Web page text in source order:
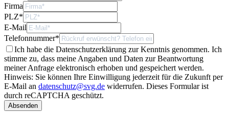
Firma
PLZ*
E-Mail
Telefonnummer*
Ich habe die Datenschutzerklärung zur Kenntnis genommen. Ich
stimme zu, dass meine Angaben und Daten zur Beantwortung
meiner Anfrage elektronisch erhoben und gespeichert werden.
Hinweis: Sie können Ihre Einwilligung jederzeit für die Zukunft per
E-Mail an datenschutz@svg.de widerrufen. Dieses Formular ist
durch reCAPTCHA geschützt.